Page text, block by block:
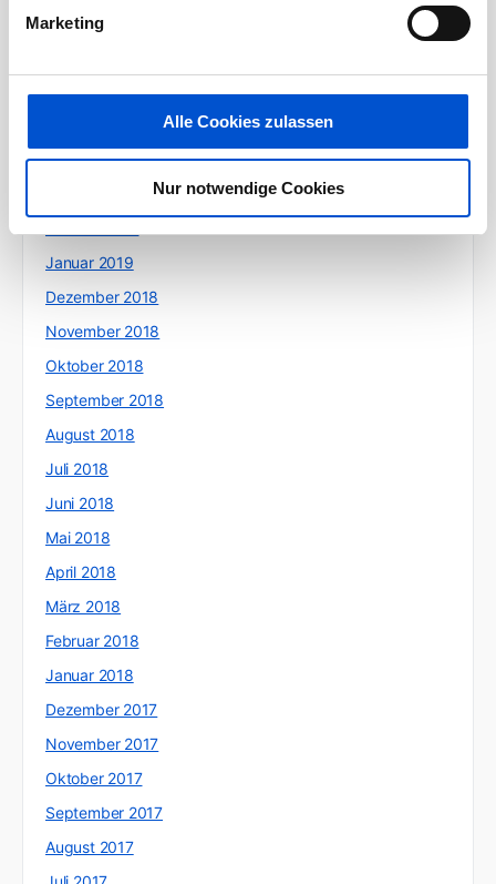
Marketing
Alle Cookies zulassen
Nur notwendige Cookies
August 2019
Juni 2019
April 2019
Januar 2019
Dezember 2018
November 2018
Oktober 2018
September 2018
August 2018
Juli 2018
Juni 2018
Mai 2018
April 2018
März 2018
Februar 2018
Januar 2018
Dezember 2017
November 2017
Oktober 2017
September 2017
August 2017